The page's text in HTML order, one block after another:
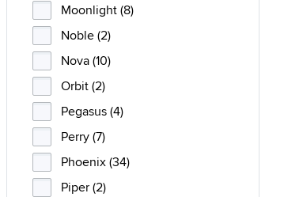
Moonlight (8)
Noble (2)
Nova (10)
Orbit (2)
Pegasus (4)
Perry (7)
Phoenix (34)
Piper (2)